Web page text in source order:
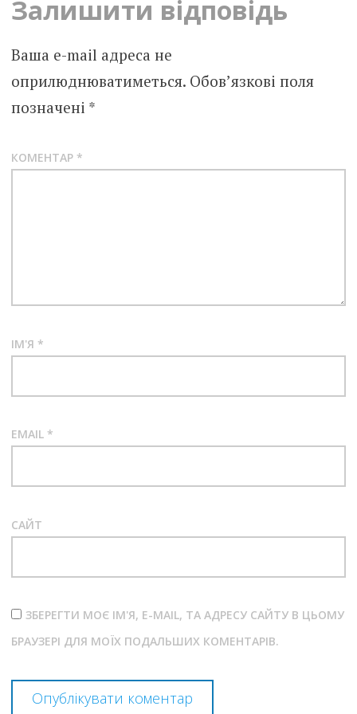
Залишити відповідь
Ваша e-mail адреса не
оприлюднюватиметься. Обов’язкові поля
позначені *
КОМЕНТАР *
ІМ'Я *
EMAIL *
САЙТ
ЗБЕРЕГТИ МОЄ ІМ'Я, E-MAIL, ТА АДРЕСУ САЙТУ В ЦЬОМУ
БРАУЗЕРІ ДЛЯ МОЇХ ПОДАЛЬШИХ КОМЕНТАРІВ.